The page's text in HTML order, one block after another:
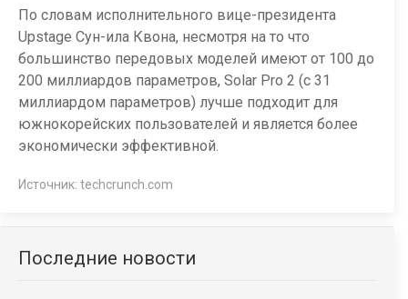
По словам исполнительного вице-президента
Upstage Сун-ила Квона, несмотря на то что
большинство передовых моделей имеют от 100 до
200 миллиардов параметров, Solar Pro 2 (с 31
миллиардом параметров) лучше подходит для
южнокорейских пользователей и является более
экономически эффективной.
Источник: techcrunch.com
Последние новости